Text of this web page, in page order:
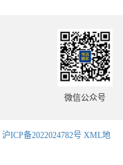
微信公众号
沪ICP备2022024782号 XML地